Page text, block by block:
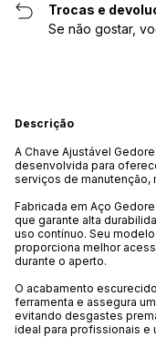
Trocas e
Se não gostar,
Descrição
A Chave Ajustável
desenvolvida para
serviços de manutenção,
Fabricada em Aço
que garante alta
uso contínuo. Seu
proporciona melhor
durante o aperto.
O acabamento
ferramenta e assegura
evitando desgastes
ideal para profissionais e